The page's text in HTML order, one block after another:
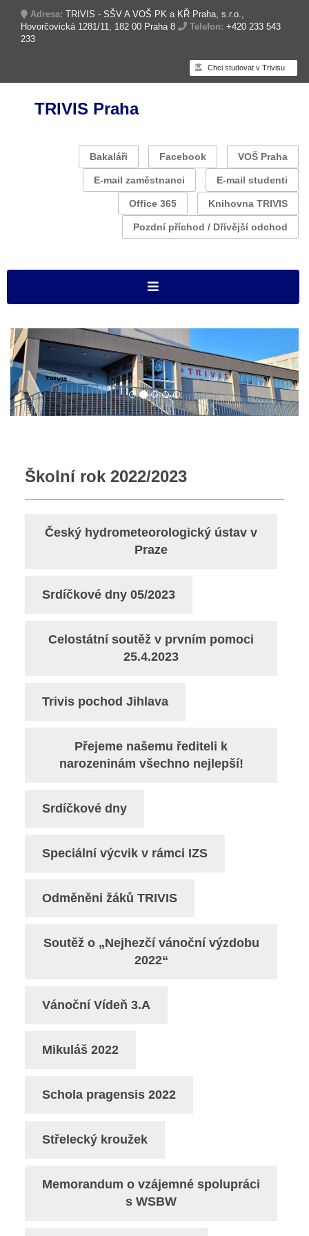
Adresa: TRIVIS - SŠV A VOŠ PK a KŘ Praha, s.r.o.,
Hovorčovická 1281/11, 182 00 Praha 8
Telefon: +420 233 543
233
Chci studovat v Trivisu
TRIVIS Praha
Bakaláři Facebook VOŠ Praha
E-mail zaměstnanci E-mail studenti
Office 365 Knihovna TRIVIS
Pozdní příchod / Dřívější odchod
Školní rok 2022/2023
Český hydrometeorologický ústav v
Praze
Srdíčkové dny 05/2023
Celostátní soutěž v prvním pomoci
25.4.2023
Trivis pochod Jihlava
Přejeme našemu řediteli k
narozeninám všechno nejlepší!
Srdíčkové dny
Speciální výcvik v rámci IZS
Odměněni žáků TRIVIS
Soutěž o „Nejhezčí vánoční výzdobu
2022“
Vánoční Vídeň 3.A
Mikuláš 2022
Schola pragensis 2022
Střelecký kroužek
Memorandum o vzájemné spolupráci
s WSBW